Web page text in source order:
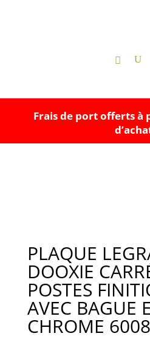
Frais de port offerts à
PLAQUE
DOOXIE
POSTES
AVEC BAGUE
CHROME